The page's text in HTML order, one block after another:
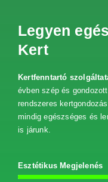
Legyen
Kert
Kertfenntartó
évben szép és
rendszeres
mindig egészséges és
is járunk.
Esztétikus Megjelenés